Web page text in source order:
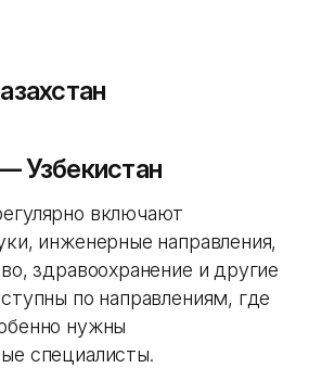
Узбекистан
включают
инженерные направления,
здравоохранение и другие
по направлениям, где
нужны
специалисты.